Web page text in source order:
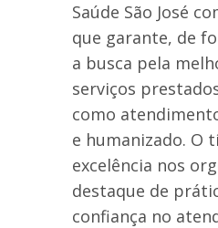
Saúde São José
que garante, de
a busca pela
serviços
como
e humanizado. O
excelência nos
destaque de
confiança no